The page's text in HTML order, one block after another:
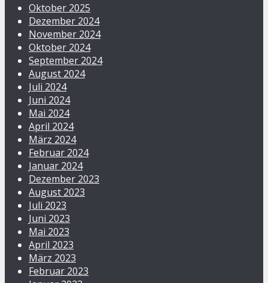
Oktober 2025
Dezember 2024
November 2024
Oktober 2024
September 2024
August 2024
Juli 2024
Juni 2024
Mai 2024
April 2024
März 2024
Februar 2024
Januar 2024
Dezember 2023
August 2023
Juli 2023
Juni 2023
Mai 2023
April 2023
März 2023
Februar 2023